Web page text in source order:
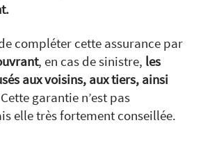
compléter cette assurance par
, en cas de sinistre, les
aux voisins, aux tiers, ainsi
garantie n’est pas
elle très fortement conseillée.